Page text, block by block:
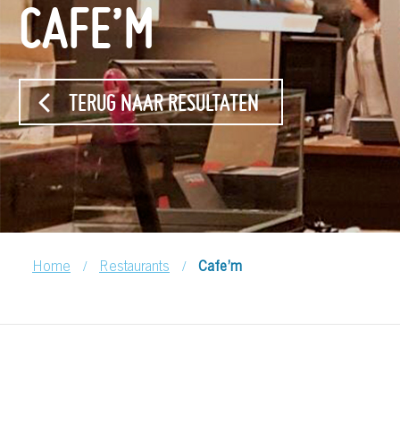
CAFE’M
TERUG NAAR RESULTATEN
Home / Restaurants / Cafe’m